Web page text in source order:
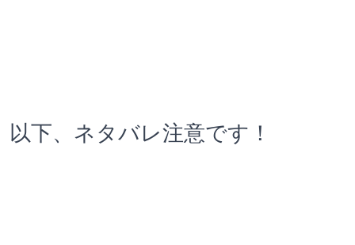
以下、ネタバレ注意です！